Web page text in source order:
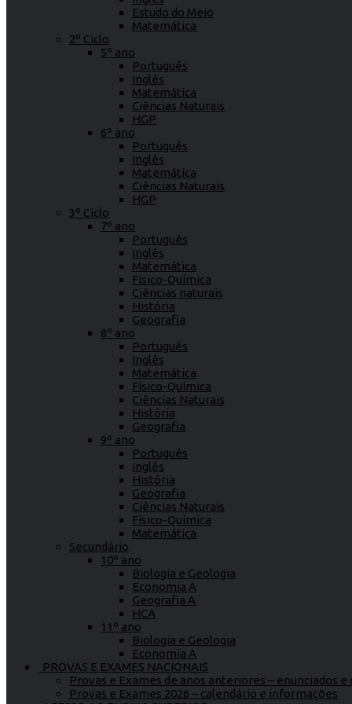
Estudo do Meio
Matemática
2º Ciclo
5º ano
Português
Inglês
Matemática
Ciências Naturais
HGP
6º ano
Português
Inglês
Matemática
Ciências Naturais
HGP
3º Ciclo
7º ano
Português
Inglês
Matemática
Físico-Química
Ciências naturais
História
Geografia
8º ano
Português
Inglês
Matemática
Físico-Química
Ciências Naturais
História
Geografia
9º ano
Português
Inglês
História
Geografia
Ciências Naturais
Físico-Química
Matemática
Secundário
10º ano
Biologia e Geologia
Economia A
Geografia A
HCA
11º ano
Biologia e Geologia
Economia A
PROVAS E EXAMES NACIONAIS
Provas e Exames de anos anteriores – enunciados
Provas e Exames 2026 – calendário e informações